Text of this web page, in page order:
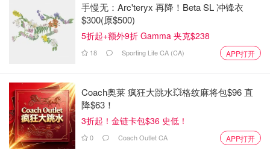
手慢无：Arc'teryx 再降！Beta SL 冲锋衣
$300(原$500)
5折起+额外9折 Gamma 夹克$238
18 Sporting Life CA (CA) APP打开
Coach奥莱 疯狂大跳水💥格纹麻将包$96 直
降$63！
3折起！金链卡包$36 史低！
0 Coach Outlet CA APP打开